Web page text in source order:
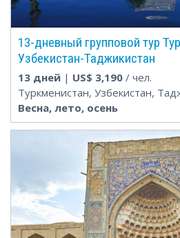
13-дневный групповой тур
Узбекистан-Таджикистан
13 дней | US$ 3,190 / чел.
Туркменистан, Узбекистан,
Весна, лето, осень